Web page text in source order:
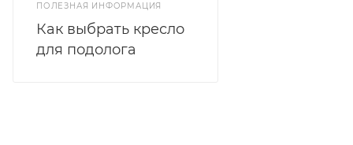
ПОЛЕЗНАЯ ИНФОРМАЦИЯ
Как выбрать кресло
для подолога